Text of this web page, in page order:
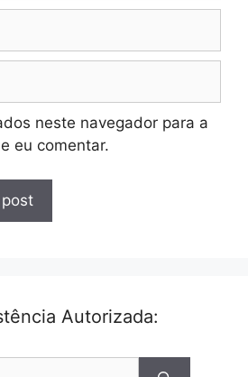
neste navegador para a
eu comentar.
Autorizada: